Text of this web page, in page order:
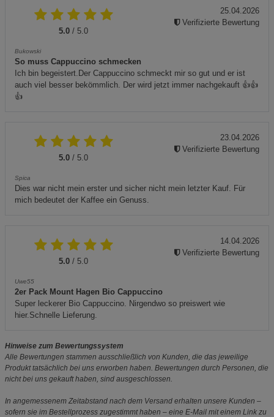
5.0 / 5.0
Bukowski
So muss Cappuccino schmecken
Ich bin begeistert.Der Cappuccino schmeckt mir so gut und er ist
auch viel besser bekömmlich. Der wird jetzt immer nachgekauft 👍👍
👍
25.04.2026
Verifizierte Bewertung
5.0 / 5.0
Spica
Dies war nicht mein erster und sicher nicht mein letzter Kauf. Für
mich bedeutet der Kaffee ein Genuss.
23.04.2026
Verifizierte Bewertung
5.0 / 5.0
Uwe55
2er Pack Mount Hagen Bio Cappuccino
Super leckerer Bio Cappuccino. Nirgendwo so preiswert wie
hier.Schnelle Lieferung.
14.04.2026
Verifizierte Bewertung
Hinweise zum Bewertungssystem
Alle Bewertungen stammen ausschließlich von Kunden, die das jeweilige
Produkt tatsächlich bei uns erworben haben. Bewertungen durch Personen, die
nicht bei uns gekauft haben, sind ausgeschlossen.
In angemessenem Zeitabstand nach dem Versand erhalten unsere Kunden –
sofern sie im Bestellprozess zugestimmt haben – eine E-Mail mit einem Link zu